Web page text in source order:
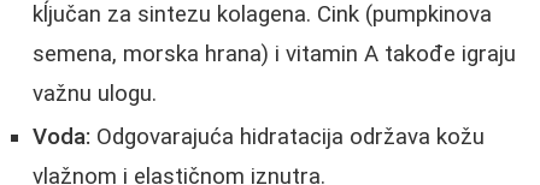
kĺjučan za sintezu kolagena. Cink (pumpkinova
semena, morska hrana) i vitamin A takođe igraju
važnu ulogu.
Voda: Odgovarajuća hidratacija održava kožu
vlažnom i elastičnom iznutra.